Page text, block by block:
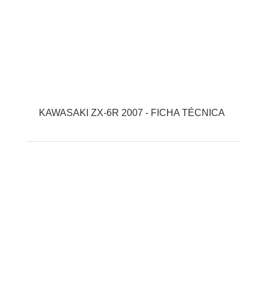
KAWASAKI ZX-6R 2007 - FICHA TÉCNICA